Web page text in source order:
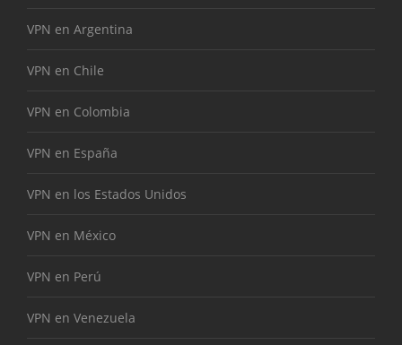
VPN en Argentina
VPN en Chile
VPN en Colombia
VPN en España
VPN en los Estados Unidos
VPN en México
VPN en Perú
VPN en Venezuela